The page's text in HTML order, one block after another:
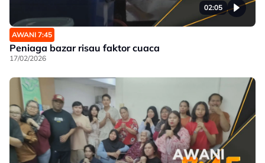
02:05
AWANI 7:45
Peniaga bazar risau faktor cuaca
17/02/2026